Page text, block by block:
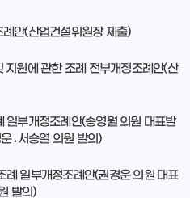
안(산업건설위원장 제출)
원에 관한 조례 전부개정조례안(산
일부개정조례안(송영월 의원 대표발
․서승열 의원 발의)
례 일부개정조례안(권경운 의원 대표
발의)